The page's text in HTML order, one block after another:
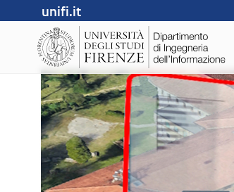
unifi.it